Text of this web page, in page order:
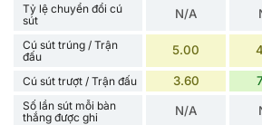
Tỷ lệ chuyển đổi cú
sút
N/A
Cú sút trúng / Trận
đấu
5.00
Cú sút trượt / Trận đấu 3.60
Số lần sút mỗi bàn
thắng được ghi
N/A